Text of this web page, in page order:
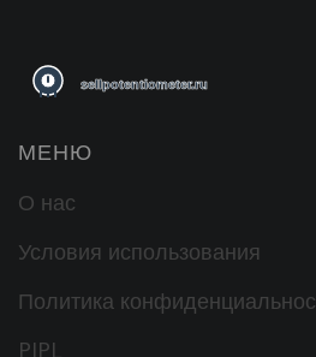
МЕНЮ
О нас
Условия использования
Политика
PIPL